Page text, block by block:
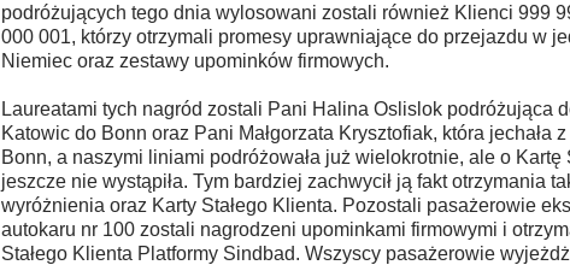
podróżujących tego dnia wylosowani zostali również Klienci 999
000 001, którzy otrzymali promesy uprawniające do przejazdu w
Niemiec oraz zestawy upominków firmowych.
Laureatami tych nagród zostali Pani Halina Oslislok podróżująca
Katowic do Bonn oraz Pani Małgorzata Krysztofiak, która jechała
Bonn, a naszymi liniami podróżowała już wielokrotnie, ale o Kartę
jeszcze nie wystąpiła. Tym bardziej zachwycił ją fakt otrzymania
wyróżnienia oraz Karty Stałego Klienta. Pozostali pasażerowie
autokaru nr 100 zostali nagrodzeni upominkami firmowymi i
Stałego Klienta Platformy Sindbad. Wszyscy pasażerowie